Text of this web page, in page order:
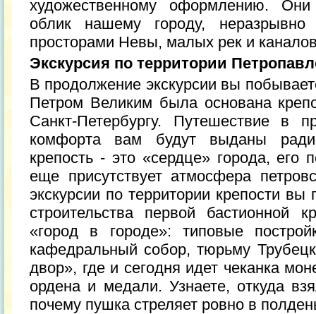
художественному оформлению.
облик нашему городу,
просторами Невы, малых рек и
Экскурсия по территории
В продолжение экскурсии вы
Петром Великим была основана
Санкт-Петербургу. Путешествие в
комфорта вам будут выданы
крепость - это «сердце» города, его
еще присутствует атмосфера
экскурсии по территории крепости вы
строительства первой бастионной
«город в городе»: типовые
кафедральный собор, тюрьму
двор», где и сегодня идет чеканка
ордена и медали. Узнаете, откуда
почему пушка стреляет ровно в